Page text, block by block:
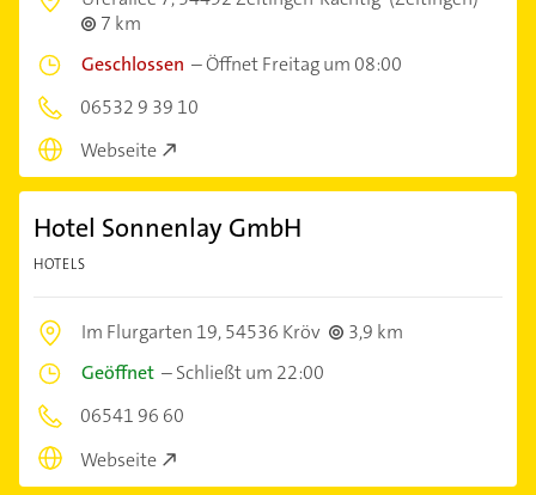
7 km
Geschlossen –Öffnet Freitag um 08:00
06532 9 39 10
Webseite
Hotel Sonnenlay GmbH
HOTELS
Im Flurgarten 19,54536 Kröv
3,9 km
Geöffnet –Schließt um 22:00
06541 96 60
Webseite